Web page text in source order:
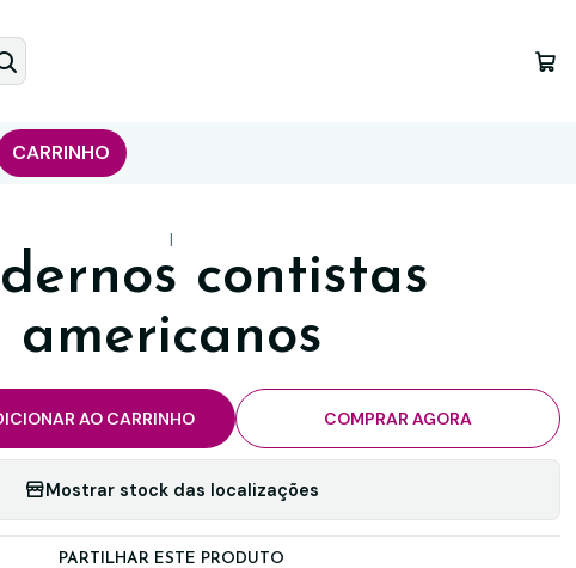
CARRINHO
|
contistas
americanos
AO CARRINHO COMPRAR AGORA
Mostrar stock das localizações
PARTILHAR ESTE PRODUTO